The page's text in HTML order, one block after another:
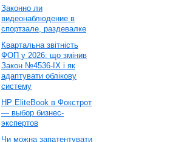
Законно ли
видеонаблюдение в
спортзале, раздевалке
Квартальна звітність
ФОП у 2026: що змінив
Закон №4536-IX і як
адаптувати облікову
систему
HP EliteBook в Фокстрот
— выбор бизнес-
экспертов
Чи можна запатентувати